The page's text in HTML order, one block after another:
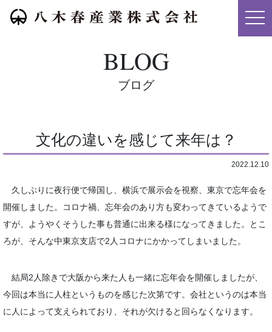
メニ
BLOG
ブログ
文化の違いを感じて来年は？
2022.12.10
久しぶりに夜行便で帰国し、横浜で展示会を視察、東京で忘年会を
開催しました。コロナ禍、忘年会のあり方も変わってきているようで
すが、ようやくそうした事も普通に出来る様になってきました。とこ
ろが、そんな中東京支店で2人コロナにかかってしまいました。
結局2人除きで大阪から来た人も一緒に忘年会を開催しましたが、
今回は本当に人柱というものを感じた次第です。会社というのは本当
に人によって支えられており、それが欠けると回らなくなります。